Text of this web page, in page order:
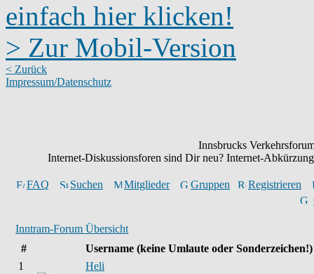
einfach hier klicken!
> Zur Mobil-Version
< Zurück
Impressum/Datenschutz
Innsbrucks
Internet-Diskussionsforen sind Dir neu? Internet-
FAQ Suchen Mitglieder Gruppen
Registrieren
Inntram-Forum Übersicht
#
Username (keine Umlaute oder Sonderzeichen!)
1
Heli